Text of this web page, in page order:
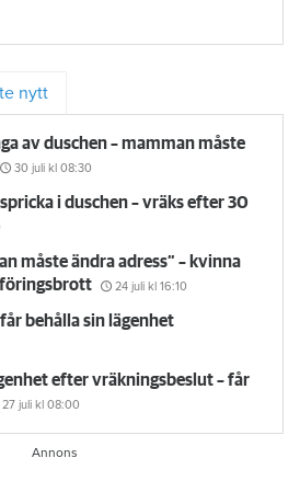
nytt
av duschen – mamman måste
30 juli kl 08:30
i duschen – vräks efter 30
måste ändra adress” – kvinna
24 juli kl 16:10
behålla sin lägenhet
efter vräkningsbeslut – får
27 juli kl 08:00